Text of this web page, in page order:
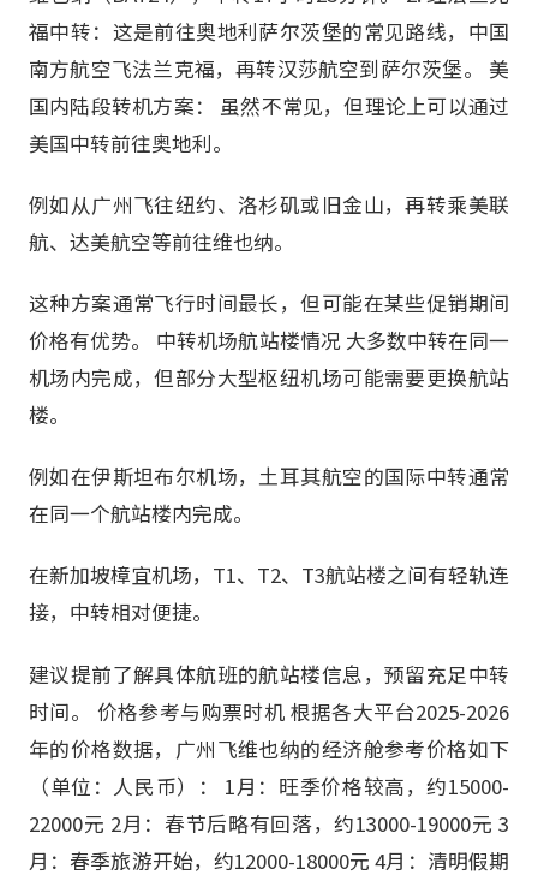
福中转：这是前往奥地利萨尔茨堡的常见路线，中国
南方航空飞法兰克福，再转汉莎航空到萨尔茨堡。 美
国内陆段转机方案： 虽然不常见，但理论上可以通过
美国中转前往奥地利。
例如从广州飞往纽约、洛杉矶或旧金山，再转乘美联
航、达美航空等前往维也纳。
这种方案通常飞行时间最长，但可能在某些促销期间
价格有优势。 中转机场航站楼情况 大多数中转在同一
机场内完成，但部分大型枢纽机场可能需要更换航站
楼。
例如在伊斯坦布尔机场，土耳其航空的国际中转通常
在同一个航站楼内完成。
在新加坡樟宜机场，T1、T2、T3航站楼之间有轻轨连
接，中转相对便捷。
建议提前了解具体航班的航站楼信息，预留充足中转
时间。 价格参考与购票时机 根据各大平台2025-2026
年的价格数据，广州飞维也纳的经济舱参考价格如下
（单位：人民币）： 1月：旺季价格较高，约15000-
22000元 2月：春节后略有回落，约13000-19000元 3
月：春季旅游开始，约12000-18000元 4月：清明假期